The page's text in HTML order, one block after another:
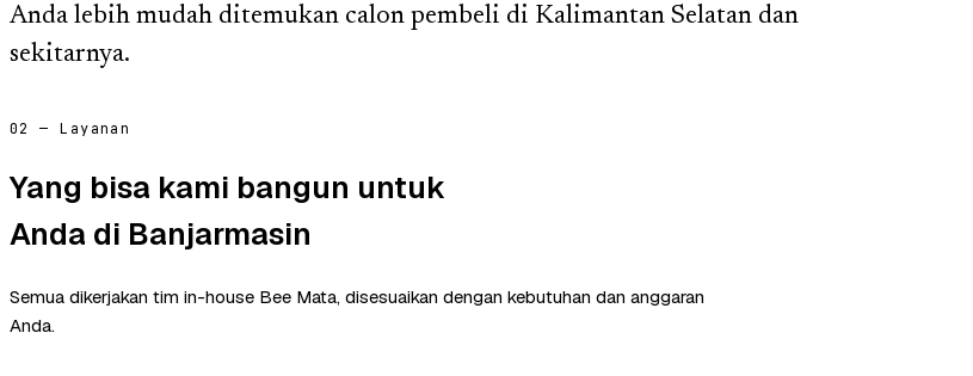
Anda lebih mudah ditemukan calon pembeli di Kalimantan Selatan dan
sekitarnya.
02 — Layanan
Yang bisa kami bangun untuk
Anda di Banjarmasin
Semua dikerjakan tim in-house Bee Mata, disesuaikan dengan kebutuhan dan anggaran
Anda.